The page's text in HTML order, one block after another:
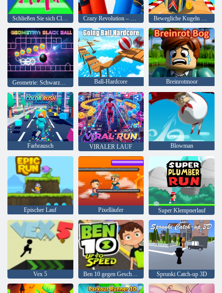
Schließen Sie sich Clash 3D an Crazy Revolution – Police Runner Hyper Casual Bewegliche Kugeln gehen in die Kugel
Ball-Hardcore Breinrotmoor
Farbrausch VIRALER LAUF Blowman
Epischer Lauf Pixelläufer Super Klempnerlauf
Vex 5 Ben 10 gegen Geschwindigkeit Sprunki Catch-up 3D